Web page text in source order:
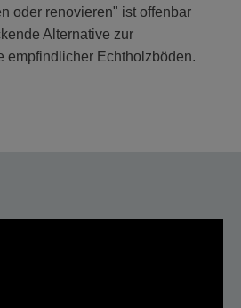
oder renovieren" ist offenbar
Alternative zur
empfindlicher Echtholzböden.